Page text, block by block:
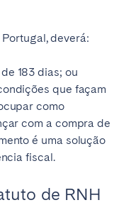
deverá:
183 dias; ou
que façam
como
com a compra de
é uma solução
fiscal.
de RNH